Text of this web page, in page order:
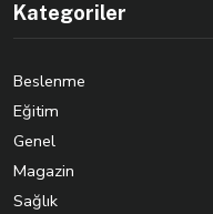
Kategoriler
Beslenme
Eğitim
Genel
Magazin
Sağlık